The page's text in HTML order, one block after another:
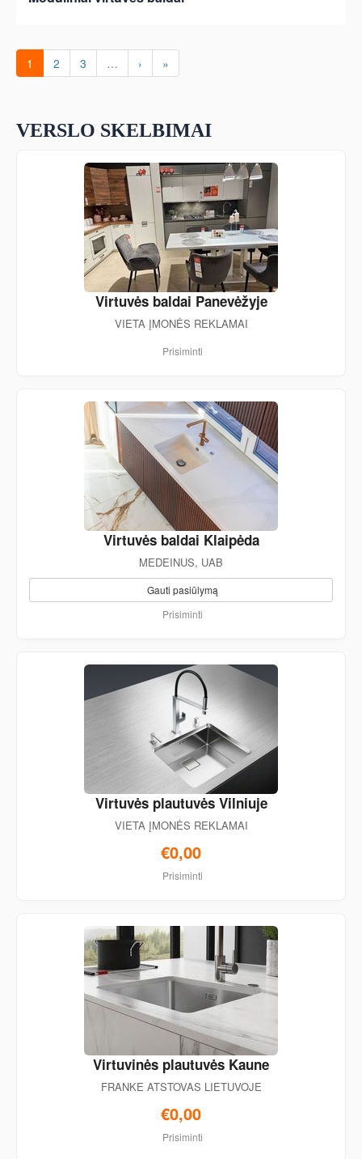
1 2 3 … › »
VERSLO SKELBIMAI
Virtuvės baldai Panevėžyje
VIETA ĮMONĖS REKLAMAI
Prisiminti
Virtuvės baldai Klaipėda
MEDEINUS, UAB
Gauti pasiūlymą
Prisiminti
Virtuvės plautuvės Vilniuje
VIETA ĮMONĖS REKLAMAI
€0,00
Prisiminti
Virtuvinės plautuvės Kaune
FRANKE ATSTOVAS LIETUVOJE
€0,00
Prisiminti